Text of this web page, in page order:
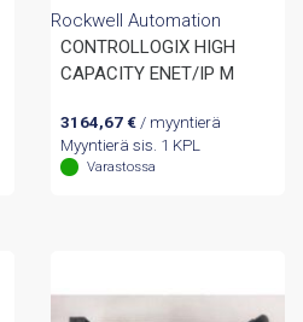
Rockwell Automation
CONTROLLOGIX HIGH
CAPACITY ENET/IP M
3164,67 €/ myyntierä
Myyntierä sis. 1 KPL
Varastossa